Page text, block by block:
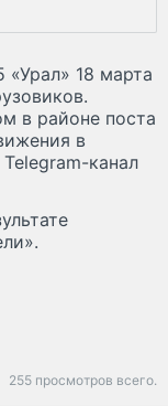
18 марта
в районе поста
в
канал
255 просмотров всего.